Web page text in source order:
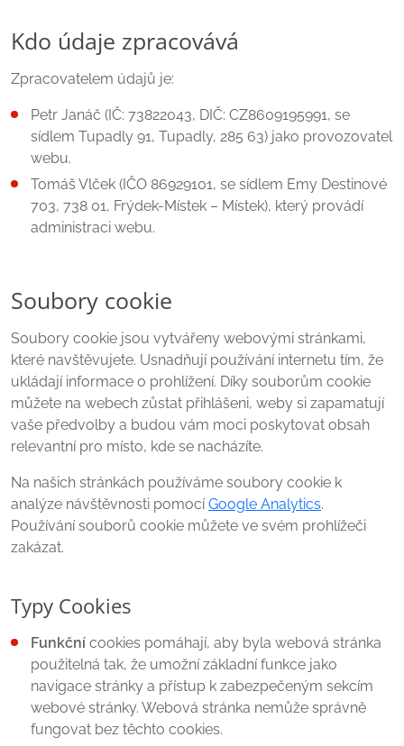
Kdo údaje zpracovává
Zpracovatelem údajů je:
Petr Janáč (IČ: 73822043, DIČ: CZ8609195991, se
sídlem Tupadly 91, Tupadly, 285 63) jako provozovatel
webu.
Tomáš Vlček (IČO 86929101, se sídlem Emy Destinové
703, 738 01, Frýdek-Místek – Místek), který provádí
administraci webu.
Soubory cookie
Soubory cookie jsou vytvářeny webovými stránkami,
které navštěvujete. Usnadňují používání internetu tím, že
ukládají informace o prohlížení. Díky souborům cookie
můžete na webech zůstat přihlášeni, weby si zapamatují
vaše předvolby a budou vám moci poskytovat obsah
relevantní pro místo, kde se nacházíte.
Na našich stránkách používáme soubory cookie k
analýze návštěvnosti pomocíGoogle Analytics.
Používání souborů cookie můžete ve svém prohlížeči
zakázat.
Typy Cookies
Funkční cookies pomáhají, aby byla webová stránka
použitelná tak, že umožní základní funkce jako
navigace stránky a přístup k zabezpečeným sekcím
webové stránky. Webová stránka nemůže správně
fungovat bez těchto cookies.